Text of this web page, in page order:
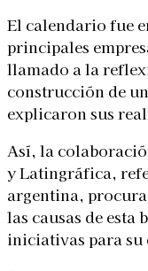
El calendario fue
principales
llamado a la
construcción de
explicaron sus
Así, la
y Latingráfica,
argentina,
las causas de
iniciativas para